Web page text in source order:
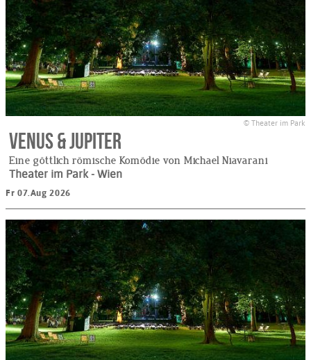
© Theater im Park
Venus & Jupiter
Eine göttlich römische Komödie von Michael Niavarani
Theater im Park- Wien
Fr 07.Aug 2026